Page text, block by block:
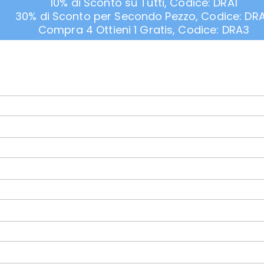
30% di Sconto per Secondo Pezzo, Codice:
Compra 4 Ottieni 1 Gratis, Codice: DRA3